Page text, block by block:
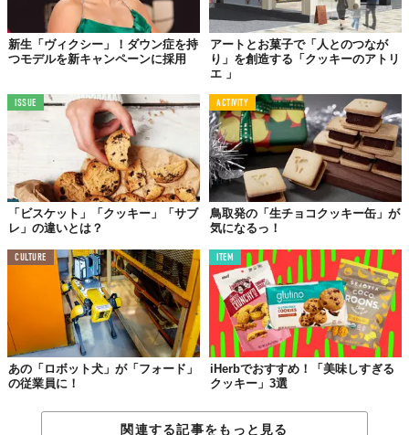
んなビックリするんです。でも、そのギャップは良いこと
だと思います。なぜならみんなが、障害のある人でもこん
な風に多くの人に愛されるクッキーを焼くことができるん
だ、ということに気づいてくれたわけですから」
障害を持っている人が
愛せるような仕事場を
新生「ヴィクシー」！ダウン症を持
つモデルを新キャンペーンに採用
アートとお菓子で「人とのつなが
り」を創造する「クッキーのアトリ
エ 」
ISSUE
「ビスケット」「クッキー」「サブ
レ」の違いとは？
ACTIVITY
鳥取発の「生チョコクッキー缶」が
気になるっ！
CULTURE
あの「ロボット犬」が「フォード」
の従業員に！
ITEM
iHerbでおすすめ！「美味しすぎる
クッキー」3選
関連する記事をもっと見る